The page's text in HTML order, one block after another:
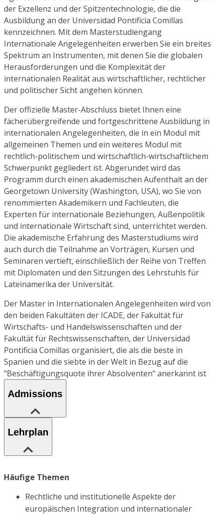
der Exzellenz und der Spitzentechnologie, die die
Ausbildung an der Universidad Pontificia Comillas
kennzeichnen. Mit dem Masterstudiengang
Internationale Angelegenheiten erwerben Sie ein breites
Spektrum an Instrumenten, mit denen Sie die globalen
Herausforderungen und die Komplexität der
internationalen Realität aus wirtschaftlicher, rechtlicher
und politischer Sicht angehen können.
Der offizielle Master-Abschluss bietet Ihnen eine
fächerübergreifende und fortgeschrittene Ausbildung in
internationalen Angelegenheiten, die in ein Modul mit
allgemeinen Themen und ein weiteres Modul mit
rechtlich-politischem und wirtschaftlich-wirtschaftlichem
Schwerpunkt gegliedert ist. Abgerundet wird das
Programm durch einen akademischen Aufenthalt an der
Georgetown University (Washington, USA), wo Sie von
renommierten Akademikern und Fachleuten, die
Experten für internationale Beziehungen, Außenpolitik
und internationale Wirtschaft sind, unterrichtet werden.
Die akademische Erfahrung des Masterstudiums wird
auch durch die Teilnahme an Vorträgen, Kursen und
Seminaren vertieft, einschließlich der Reihe von Treffen
mit Diplomaten und den Sitzungen des Lehrstuhls für
Lateinamerika der Universität.
Der Master in Internationalen Angelegenheiten wird von
den beiden Fakultäten der ICADE, der Fakultät für
Wirtschafts- und Handelswissenschaften und der
Fakultät für Rechtswissenschaften, der Universidad
Pontificia Comillas organisiert, die als die beste in
Spanien und die siebte in der Welt in Bezug auf die
"Beschäftigungsquote ihrer Absolventen" anerkannt ist
Admissions
Lehrplan
Häufige Themen
Rechtliche und institutionelle Aspekte der
europäischen Integration und internationaler